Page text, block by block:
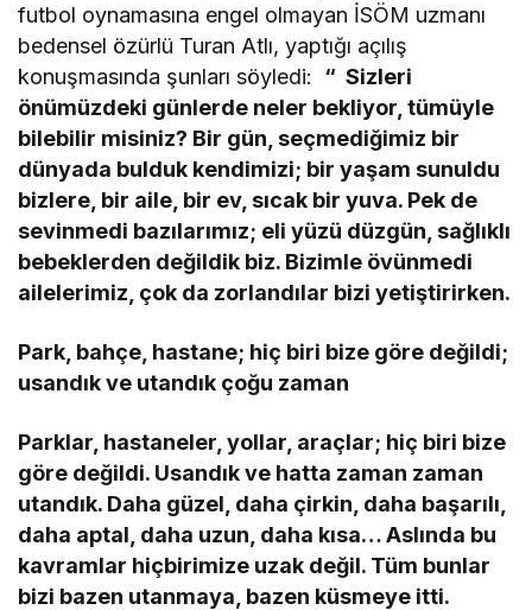
futbol oynamasına engel olmayan İSÖM uzmanı
bedensel özürlü Turan Atlı, yaptığı açılış
konuşmasında şunları söyledi: “ Sizleri
önümüzdeki günlerde neler bekliyor, tümüyle
bilebilir misiniz? Bir gün, seçmediğimiz bir
dünyada bulduk kendimizi; bir yaşam sunuldu
bizlere, bir aile, bir ev, sıcak bir yuva. Pek de
sevinmedi bazılarımız; eli yüzü düzgün, sağlıklı
bebeklerden değildik biz. Bizimle övünmedi
ailelerimiz, çok da zorlandılar bizi yetiştirirken.
Park, bahçe, hastane; hiç biri bize göre değildi;
usandık ve utandık çoğu zaman
Parklar, hastaneler, yollar, araçlar; hiç biri bize
göre değildi. Usandık ve hatta zaman zaman
utandık. Daha güzel, daha çirkin, daha başarılı,
daha aptal, daha uzun, daha kısa… Aslında bu
kavramlar hiçbirimize uzak değil. Tüm bunlar
bizi bazen utanmaya, bazen küsmeye itti.